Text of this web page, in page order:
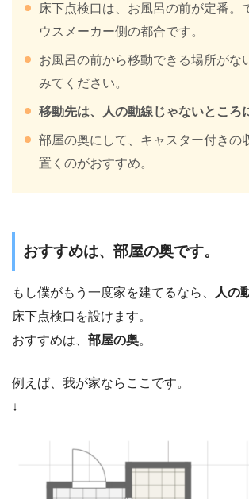
床下点検口は、お風呂の前が定番。
ウスメーカー側の都合です。
お風呂の前から移動できる場所がな
みてください。
移動先は、人の動線じゃないところ
部屋の奥にして、キャスター付きの
置くのがおすすめ。
おすすめは、部屋の奥です。
もし僕がもう一度家を建てるなら、 人の
床下点検口を設けます。
おすすめは、 部屋の奥。
例えば、我が家ならここです。
↓